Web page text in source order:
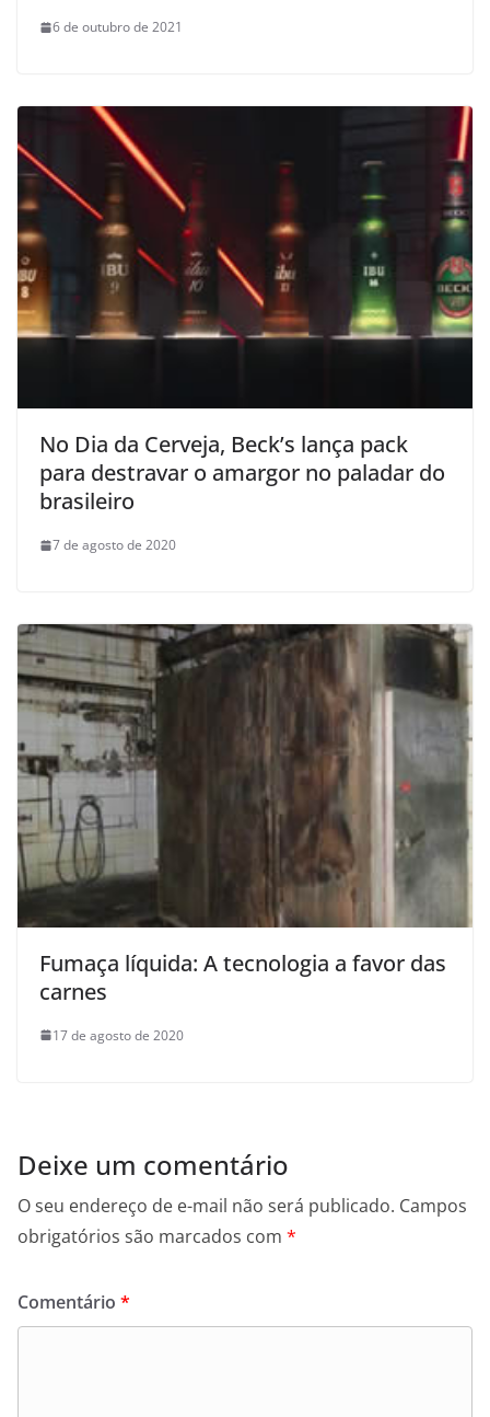
6 de outubro de 2021
No Dia da Cerveja, Beck’s lança pack
para destravar o amargor no paladar do
brasileiro
7 de agosto de 2020
Fumaça líquida: A tecnologia a favor das
carnes
17 de agosto de 2020
Deixe um comentário
O seu endereço de e-mail não será publicado. Campos
obrigatórios são marcados com *
Comentário *